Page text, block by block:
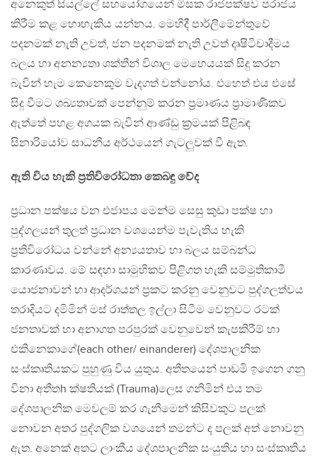
අනෙකුත් සියල්ලේ සහයෝගයෙන් මිසක රාජපක්ෂව පරාජය
කිරීම කළ හොහැකිය යන්නය. මෙහිදී පාර්ලීමේන්තුවේ
පදනමක් නැති උවත්, ජන පදනමක් නැති උවත් දෘෂිටිචාදීමය
බලය හා අනන්‍යතා ශක්තීන් විශාල මෙහෙයයක් සිදු කරන
බැවින් හැම කෙනෙකුම වැදගත් වන්නෝය. එහෙත් එය එසේ
සිදු වීමට ශඛ්‍යතාවක් පෙන්නුම් කරන ප්‍රමාණය ප්‍රාමාණිකව
ඇත්තේ පහළ අගයක බැවින් ආණ්ඩු ක්‍රමයක් පිළිබඳ
සිනාරියෝව සාධනීය අර්ථයෙන් ගැටලුවක් වී ඇත.
ඇති විය හැකි ප්‍රතිවිරෝධතා කෙබඳු වේද
ප්‍රධාන පක්ෂය වන එජාපය මෙන්ම සෙසු කුඩා පක්ෂ හා
පුද්ගලයන් තුලත් ප්‍රධාන වශයෙන්ම පැවැතිය හැකි
ප්‍රතිවිරෝධය වන්නේ අන්‍යයතාව හා බලය සම්බන්ධ
කාරණාවය. මේ සඳහා සාමුහිකව පිළිගත හැකි සම්මුතිකාමී
යොජනාවන් හා ආදර්ශයන් ප්‍රකට කරනු වෙනුවට පුද්ගලත්වය
තරාදියට දමිමින් මස් රාත්තල ඉල්ලා සිටීම වෙනුවට රටක්
ජනතාවක් හා අනාගත පරපුරක් වෙනුවෙන් කැපකිරීම් හා
එකිනෙකාගේ(each other/ einanderer) දේශපාලනික
සංස්කෘතියකට පුහුණු විය යුතුය. අතීතයෙන් පාඩමි ඉගෙන ගනු
විනා අතීතh ක්ෂතියක් (Trauma)ලෙස ගනිමින් එය තම
දේශපාලනික මෙවලම් කර ගැනීමෙන් කිසිවකුට පලක්
නොවන අතර පුද්ගලික වශයෙන් තමන්ට ද පලක් අත් නොවනු
ඇත. අනෙක් අතට ලාංකීය දේශපාලනික සංයුතිය හා සංස්කෘතිය